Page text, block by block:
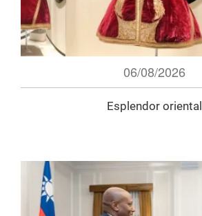
06/08/2026
Esplendor oriental